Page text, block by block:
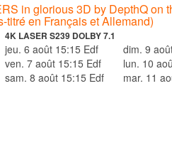
in glorious 3D by DepthQ on
titré en Français et Allemand)
4K LASER S239 DOLBY 7.1
jeu. 6 août 15:15 Edf
ven. 7 août 15:15 Edf
sam. 8 août 15:15 Edf
dim. 9
lun. 10
mar. 11